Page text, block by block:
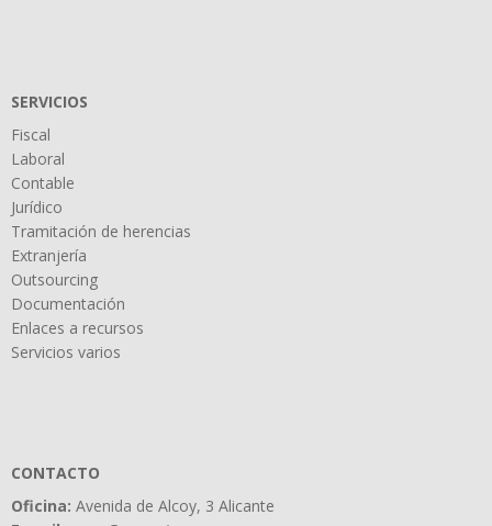
SERVICIOS
Fiscal
Laboral
Contable
Jurídico
Tramitación de herencias
Extranjería
Outsourcing
Documentación
Enlaces a recursos
Servicios varios
CONTACTO
Oficina: Avenida de Alcoy, 3 Alicante